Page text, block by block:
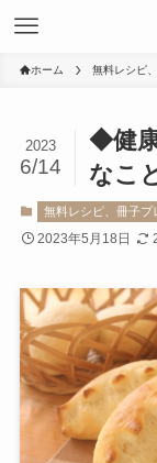
ホーム 無料レシピ
◆健
なこ
2023
6/14
無料レシピ、冊子プ
2023年5月18日